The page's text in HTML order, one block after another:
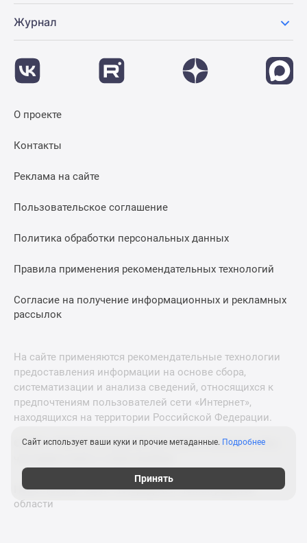
Журнал
О проекте
Контакты
Реклама на сайте
Пользовательское соглашение
Политика обработки персональных данных
Правила применения рекомендательных технологий
Согласие на получение информационных и рекламных
рассылок
На сайте применяются рекомендательные технологии
предоставления информации на основе сбора,
систематизации и анализа сведений, относящихся к
предпочтениям пользователей сети «Интернет»,
находящихся на территории Российской Федерации.
© 2011—2026 Новострой-М. Все права защищены. Всё,
Новостройки Санкт-Петербурга и Ленинградской
области
Сайт использует ваши куки и прочие метаданные. Подробнее
Принять